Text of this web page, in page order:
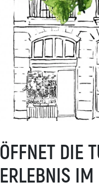
ÖFFNET DIE
ERLEBNIS IM